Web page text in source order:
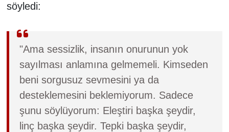
söyledi:
"Ama sessizlik, insanın onurunun yok
sayılması anlamına gelmemeli. Kimseden
beni sorgusuz sevmesini ya da
desteklemesini beklemiyorum. Sadece
şunu söylüyorum: Eleştiri başka şeydir,
linç başka şeydir. Tepki başka şeydir,